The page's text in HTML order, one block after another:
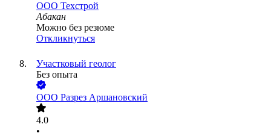
ООО Техстрой
Абакан
Можно без резюме
Откликнуться
Участковый геолог
Без опыта
ООО Разрез Аршановский
4.0